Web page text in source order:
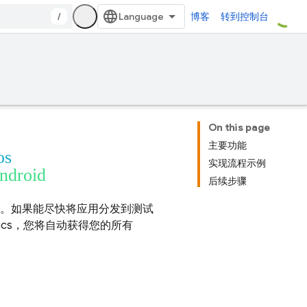
/ 博客 转到控制台
On this page
主要功能
实现流程示例
后续步骤
如果能尽快将应用分发到测试
，您将自动获得您的所有